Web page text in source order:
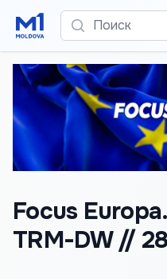
Поиск
Focus
TRM-DW //